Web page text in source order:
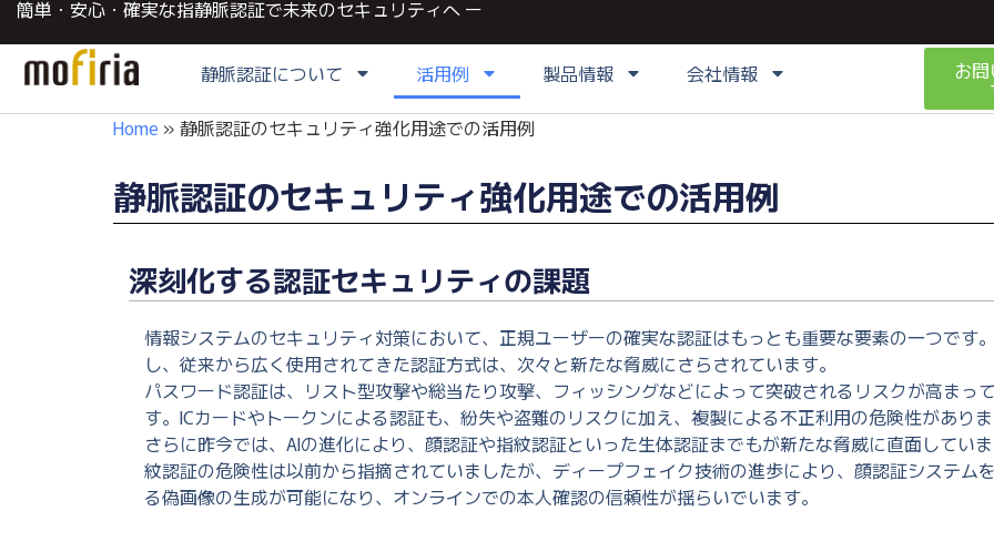
簡単・安心・確実な指静脈認証で未来のセキュリティへ ー
静脈認証について 活用例 製品情報 会社情報 お
Home » 静脈認証のセキュリティ強化用途での活用例
静脈認証のセキュリティ強化用途での活用例
深刻化する認証セキュリティの課題
情報システムのセキュリティ対策において、正規ユーザーの確実な認証はもっとも重要な要素の一つです
し、従来から広く使用されてきた認証方式は、次々と新たな脅威にさらされています。
パスワード認証は、リスト型攻撃や総当たり攻撃、フィッシングなどによって突破されるリスクが高まっ
す。ICカードやトークンによる認証も、紛失や盗難のリスクに加え、複製による不正利用の危険性があり
さらに昨今では、AIの進化により、顔認証や指紋認証といった生体認証までもが新たな脅威に直面してい
紋認証の危険性は以前から指摘されていましたが、ディープフェイク技術の進歩により、顔認証システム
る偽画像の生成が可能になり、オンラインでの本人確認の信頼性が揺らいでいます。